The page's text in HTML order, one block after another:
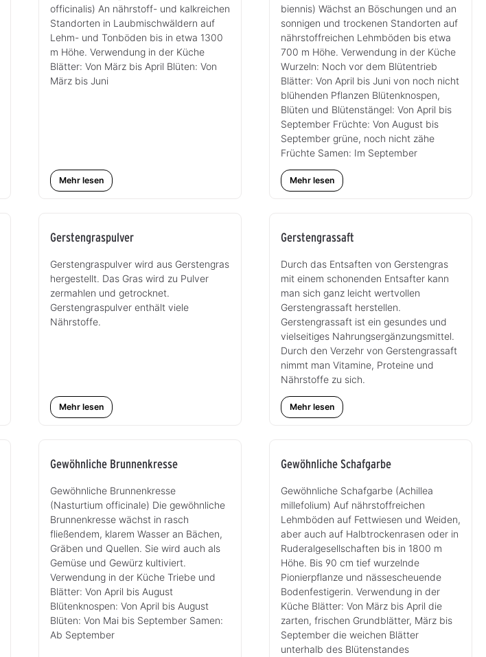
officinalis) An nährstoff- und kalkreichen
Standorten in Laubmischwäldern auf
Lehm- und Tonböden bis in etwa 1300
m Höhe. Verwendung in der Küche
Blätter: Von März bis April Blüten: Von
März bis Juni
Mehr lesen
biennis) Wächst an Böschungen und an
sonnigen und trockenen Standorten auf
nährstoffreichen Lehmböden bis etwa
700 m Höhe. Verwendung in der Küche
Wurzeln: Noch vor dem Blütentrieb
Blätter: Von April bis Juni von noch nicht
blühenden Pflanzen Blütenknospen,
Blüten und Blütenstängel: Von April bis
September Früchte: Von August bis
September grüne, noch nicht zähe
Früchte Samen: Im September
Mehr lesen
Gerstengraspulver
Gerstengraspulver wird aus Gerstengras
hergestellt. Das Gras wird zu Pulver
zermahlen und getrocknet.
Gerstengraspulver enthält viele
Nährstoffe.
Mehr lesen
Gerstengrassaft
Durch das Entsaften von Gerstengras
mit einem schonenden Entsafter kann
man sich ganz leicht wertvollen
Gerstengrassaft herstellen.
Gerstengrassaft ist ein gesundes und
vielseitiges Nahrungsergänzungsmittel.
Durch den Verzehr von Gerstengrassaft
nimmt man Vitamine, Proteine und
Nährstoffe zu sich.
Mehr lesen
Gewöhnliche Brunnenkresse
Gewöhnliche Brunnenkresse
(Nasturtium officinale) Die gewöhnliche
Brunnenkresse wächst in rasch
fließendem, klarem Wasser an Bächen,
Gräben und Quellen. Sie wird auch als
Gemüse und Gewürz kultiviert.
Verwendung in der Küche Triebe und
Blätter: Von April bis August
Blütenknospen: Von April bis August
Blüten: Von Mai bis September Samen:
Ab September
Gewöhnliche Schafgarbe
Gewöhnliche Schafgarbe (Achillea
millefolium) Auf nährstoffreichen
Lehmböden auf Fettwiesen und Weiden,
aber auch auf Halbtrockenrasen oder in
Ruderalgesellschaften bis in 1800 m
Höhe. Bis 90 cm tief wurzelnde
Pionierpflanze und nässescheuende
Bodenfestigerin. Verwendung in der
Küche Blätter: Von März bis April die
zarten, frischen Grundblätter, März bis
September die weichen Blätter
unterhalb des Blütenstandes